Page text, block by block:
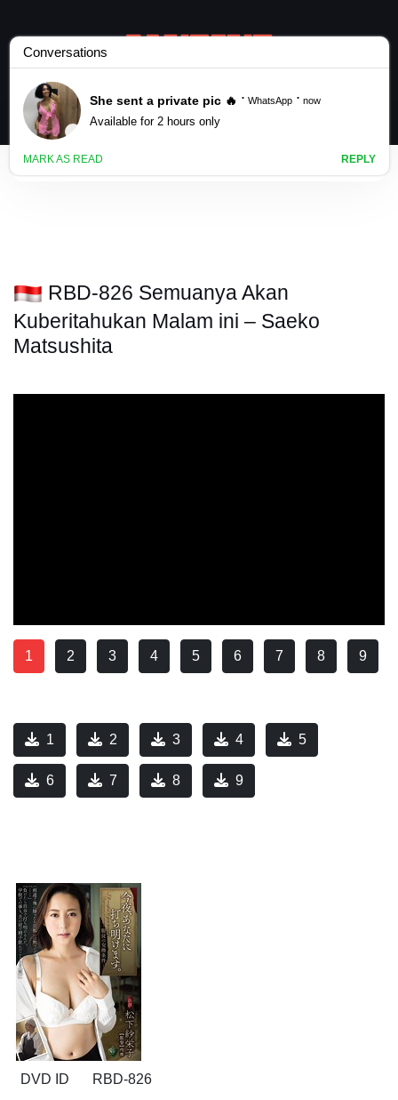
RBD-826 Semuanya Akan
Kuberitahukan Malam ini – Saeko
Matsushita
1 2 3 4 5 6 7 8 9
1 2 3 4 5
6 7 8 9
DVD ID RBD-826